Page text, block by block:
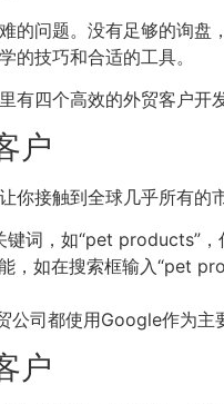
的问题。没有足够的询
的技巧和合适的工具。
有四个高效的外贸客户开
户
你接触到全球几乎所有的
键词，如“pet products”，
，如在搜索框输入“pet
公司都使用Google作为主
户